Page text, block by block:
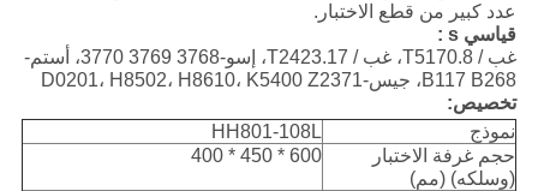
عدد كبير من قطع الاختبار.
قياسي s
:
غب / T5170.8، غب / T2423.17، إسو-3768 3769 3770، أستم-
B117 B268، جيس-D0201، H8502، H8610، K5400 Z2371
تخصيص:
نموذج
HH801-108L
حجم غرفة الاختبار
(وسلكه) (مم)
600 * 450 * 400